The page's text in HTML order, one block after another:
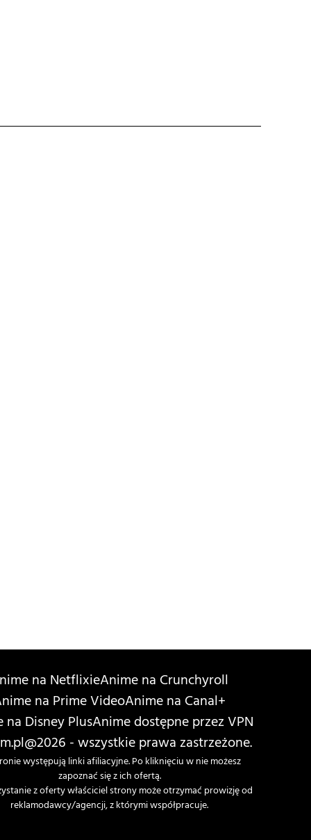
na NetflixieAnime na Crunchyroll
na Prime VideoAnime na Canal+
na Disney PlusAnime dostępne przez VPN
@2026 - wszystkie prawa zastrzeżone.
występują linki afiliacyjne. Po kliknięciu w nie możesz
zapoznać się z ich ofertą.
z oferty właściciel strony może otrzymać prowizję od
reklamodawcy/agencji, z którymi współpracuje.